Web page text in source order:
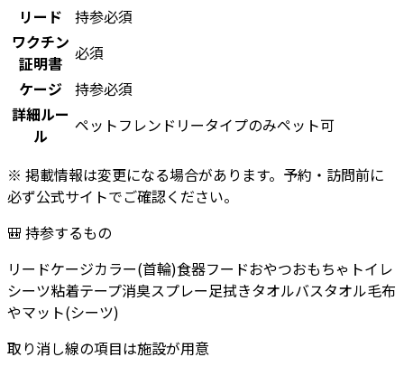
リード
持参必須
ワクチン
証明書 必須
ケージ 持参必須
詳細ルー
ル
ペットフレンドリータイプのみペット可
※ 掲載情報は変更になる場合があります。予約・訪問前に
必ず公式サイトでご確認ください。
🎒 持参するもの
リードケージカラー(首輪)食器フードおやつおもちゃ トイレ
シーツ粘着テープ消臭スプレー足拭きタオルバスタオル毛布
やマット(シーツ)
取り消し線の項目は施設が用意